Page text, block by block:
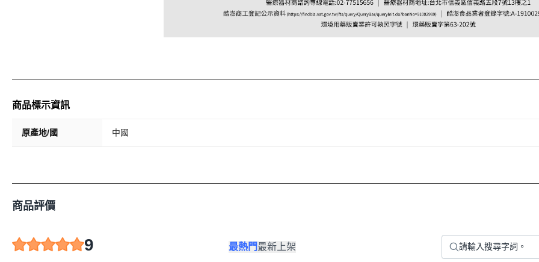
商品標示資訊
原產地/國 中國
商品評價
9 最熱門最新上架